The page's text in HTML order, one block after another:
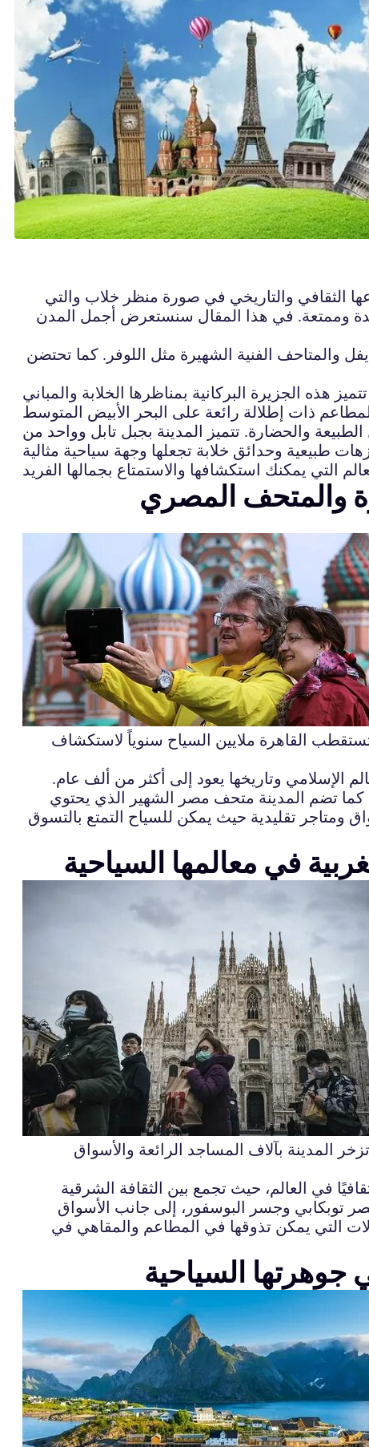
الثقافي والتاريخي في صورة منظر خلاب والتي
وممتعة. في هذا المقال سنستعرض أجمل المدن
والمتاحف الفنية الشهيرة مثل اللوفر. كما تحتضن
هذه الجزيرة البركانية بمناظرها الخلابة والمباني
والحضارة. تتميز المدينة بجبل تابل وواحد من
والمتحف المصري
تستقطب القاهرة ملايين السياح سنوياً لاستكشاف
الإسلامي وتاريخها يعود إلى أكثر من ألف عام.
كما تضم المدينة متحف مصر الشهير الذي يحتوي
ومتاجر تقليدية حيث يمكن للسياح التمتع بالتسوق
في معالمها السياحية
المدينة بآلاف المساجد الرائعة والأسواق
في العالم، حيث تجمع بين الثقافة الشرقية
توبكابي وجسر البوسفور، إلى جانب الأسواق
التي يمكن تذوقها في المطاعم والمقاهي في
جوهرتها السياحية